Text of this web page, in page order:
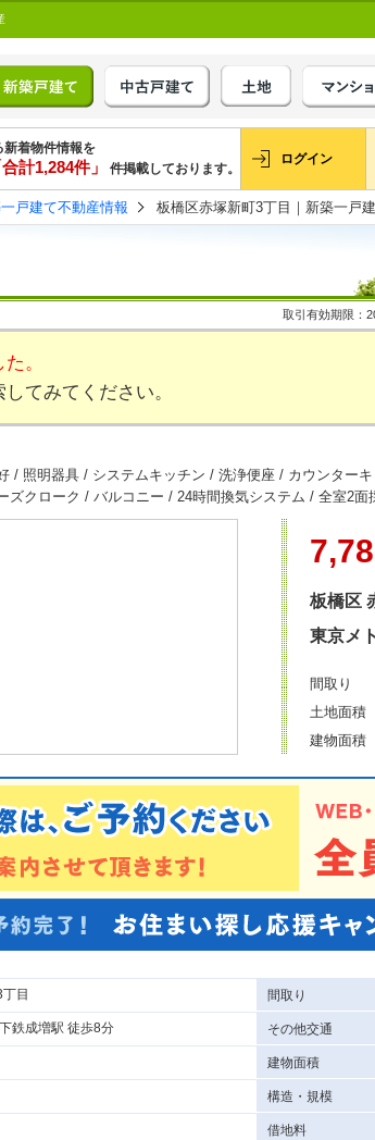
着物件情報を
計1,284件」 件掲載しております。
ログイン
戸建て不動産情報 板橋区赤塚新町3丁目｜新築一戸
取引有効期限：
。
てみてください。
/ 照明器具 / システムキッチン / 洗浄便座 / カウンター
ズクローク / バルコニー / 24時間換気システム / 全室2
板橋区
東京メ
間取り
土地面積
建物面積
目 間取り
鉄成増駅 徒歩8分 その他交通
建物面積
構造・規模
借地料